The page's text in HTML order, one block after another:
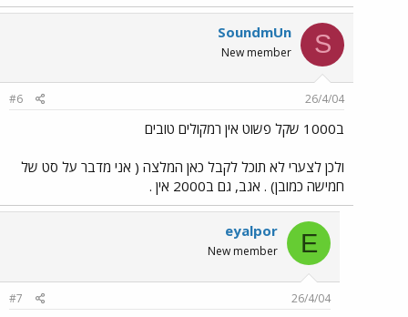
S
SoundmUn
New member
26/4/04
#6
ב1000 שקל פשוט אין רמקולים טובים
ולכן לצערי לא תוכל לקבל כאן המלצה ( אני מדבר על סט של
חמישה כמובן) . אגב, גם ב2000 אין .
E
eyalpor
New member
26/4/04
#7